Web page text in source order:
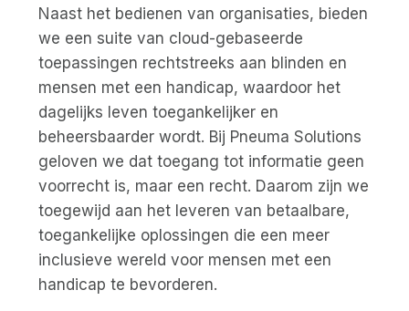
Naast het bedienen van organisaties, bieden
we een suite van cloud-gebaseerde
toepassingen rechtstreeks aan blinden en
mensen met een handicap, waardoor het
dagelijks leven toegankelijker en
beheersbaarder wordt. Bij Pneuma Solutions
geloven we dat toegang tot informatie geen
voorrecht is, maar een recht. Daarom zijn we
toegewijd aan het leveren van betaalbare,
toegankelijke oplossingen die een meer
inclusieve wereld voor mensen met een
handicap te bevorderen.